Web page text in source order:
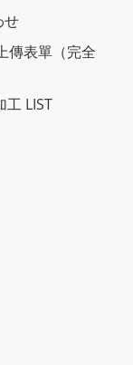
せ
傳表單（完全
工 LIST